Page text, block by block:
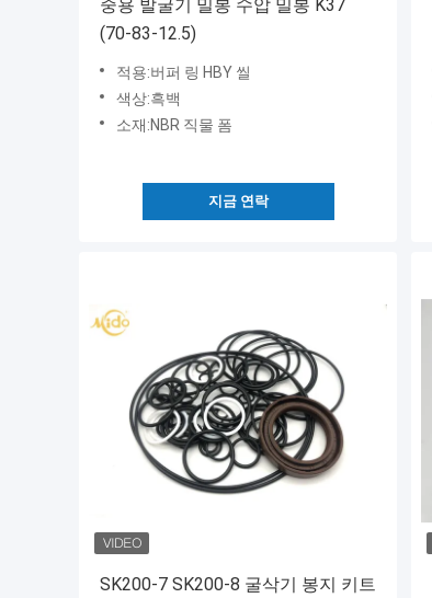
중용 발굴기 밀봉 수압 밀봉 K37
(70-83-12.5)
적용:버퍼 링 HBY 씰
색상:흑백
소재:NBR 직물 폼
지금 연락
SK200-7 SK200-8 굴삭기 봉지 키트